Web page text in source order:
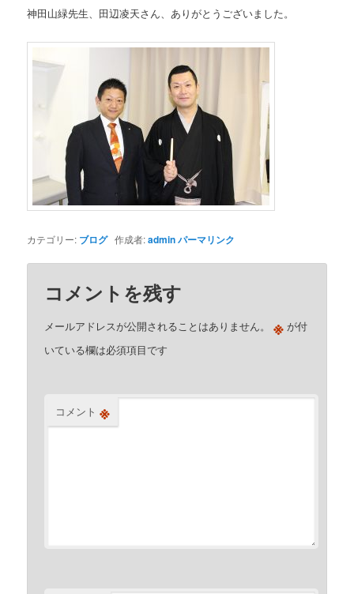
神田山緑先生、田辺凌天さん、ありがとうございました。
カテゴリー: ブログ作成者:adminパーマリンク
コメントを残す
メールアドレスが公開されることはありません。 ※ が付
いている欄は必須項目です
コメント ※